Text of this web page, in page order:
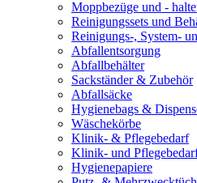
Moppbezüge und -
Reinigungssets und
Reinigungs-, System-
Abfallentsorgung
Abfallbehälter
Sackständer & Zubehör
Abfallsäcke
Hygienebags &
Wäschekörbe
Klinik- & Pflegebedarf
Klinik- und
Hygienepapiere